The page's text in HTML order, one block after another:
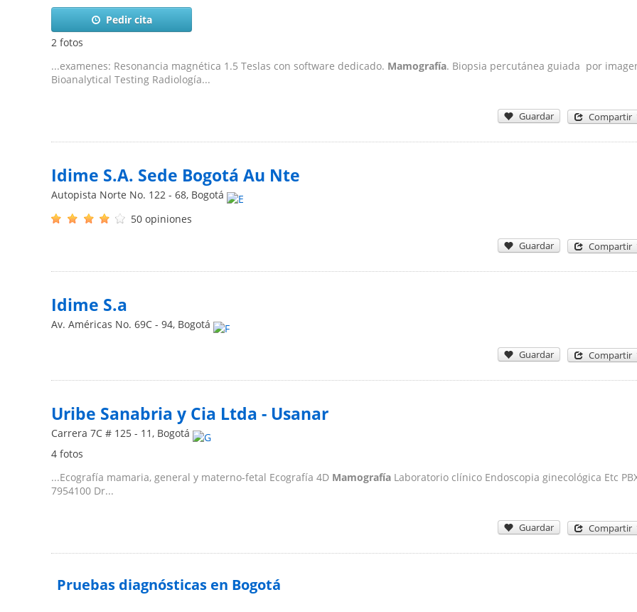
Pedir cita
2 fotos
...examenes: Resonancia magnética 1.5 Teslas con software dedicado. Mamografía. Biopsia percutánea guiada por
Bioanalytical Testing Radiología...
Guardar Compartir
Idime S.A. Sede Bogotá Au Nte
Autopista Norte No. 122 - 68, Bogotá
50 opiniones
Guardar Compartir
Idime S.a
Av. Américas No. 69C - 94, Bogotá
Guardar Compartir
Uribe Sanabria y Cia Ltda - Usanar
Carrera 7C # 125 - 11, Bogotá
4 fotos
...Ecografía mamaria, general y materno-fetal Ecografía 4D Mamografía Laboratorio clínico Endoscopia ginecológica Etc
7954100 Dr...
Guardar Compartir
Pruebas diagnósticas en Bogotá